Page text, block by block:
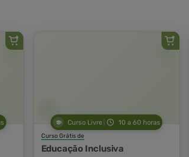
Curso Livre 10 a 60 horas
Curso Grátis de
Educação Inclusiva